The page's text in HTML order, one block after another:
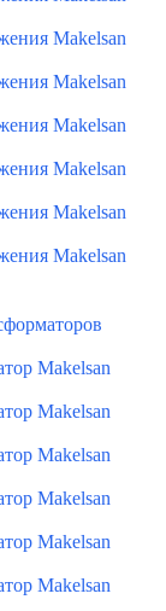
Makelsan
Makelsan
Makelsan
Makelsan
Makelsan
Makelsan
Makelsan
Makelsan
Makelsan
Makelsan
Makelsan
Makelsan